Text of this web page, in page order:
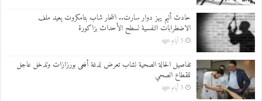
حادث أليم يهز دوار سارت.. انتحار شاب بتامكروت يعيد ملف
الاضطرابات النفسية لسطح الأحداث بزاكورة
5 أيام ago
تفاصيل الحالة الصحية لشاب تعرض لدغة أفعى بورزازات وتدخل عاجل
للقطاع الصحي
5 أيام ago